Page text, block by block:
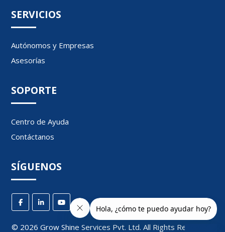
SERVICIOS
Autónomos y Empresas
Asesorías
SOPORTE
Centro de Ayuda
Contáctanos
SÍGUENOS
© 2026 Grow Shine Services Pvt. Ltd. All Rights Reserved.